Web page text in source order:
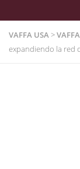
VAFFA USA>
expandiendo la red